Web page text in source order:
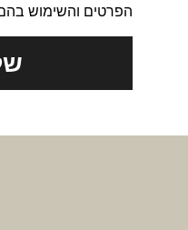
הפרטים והשימוש בהם